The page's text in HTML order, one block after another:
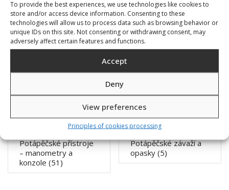
To provide the best experiences, we use technologies like cookies to
store and/or access device information. Consenting to these
technologies will allow us to process data such as browsing behavior or
unique IDs on this site. Not consenting or withdrawing consent, may
adversely affect certain features and functions.
Accept
Deny
View preferences
Principles of cookies processing
Potápěčské přístroje
– manometry a
konzole (51)
Potápěčské závaží a
opasky(5)